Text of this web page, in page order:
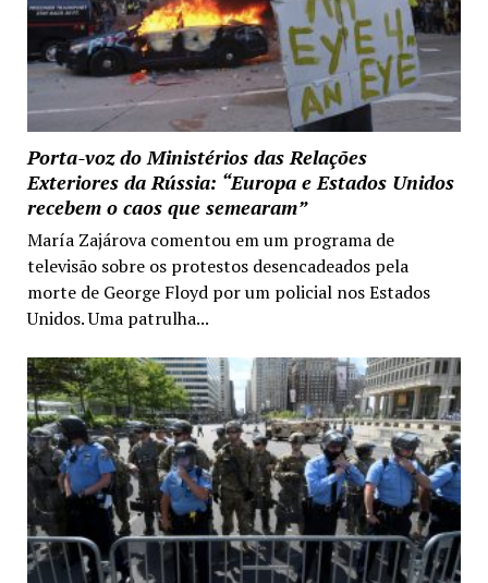
Porta-voz do Ministérios das Relações
Exteriores da Rússia: “Europa e Estados Unidos
recebem o caos que semearam”
María Zajárova comentou em um programa de
televisão sobre os protestos desencadeados pela
morte de George Floyd por um policial nos Estados
Unidos. Uma patrulha...